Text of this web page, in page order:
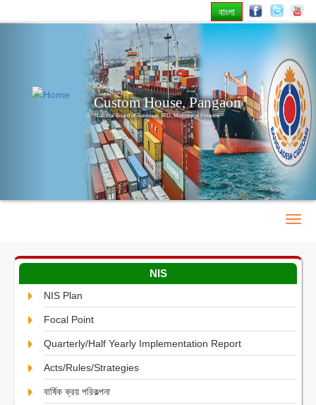
বাংলা
Custom House, Pangaon
National Board of Revenue, IRD, Ministry of Finance
NIS
NIS Plan
Focal Point
Quarterly/Half Yearly Implementation Report
Acts/Rules/Strategies
বার্ষিক ক্রয় পরিকল্পনা